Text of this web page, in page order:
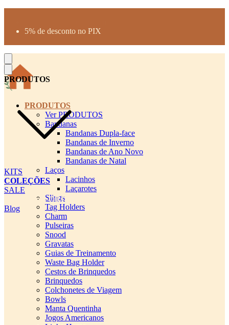
5% de desconto no PIX
PRODUTOS
KITS
COLEÇÕES
SALE
cadastro pet QRCODE
Blog
PRODUTOS
Ver PRODUTOS
Bandanas
Bandanas Dupla-face
Bandanas de Inverno
Bandanas de Ano Novo
Bandanas de Natal
Laços
Lacinhos
Laçarotes
Slings
Tag Holders
Charm
Pulseiras
Snood
Gravatas
Guias de Treinamento
Waste Bag Holder
Cestos de Brinquedos
Brinquedos
Colchonetes de Viagem
Bowls
Manta Quentinha
Jogos Americanos